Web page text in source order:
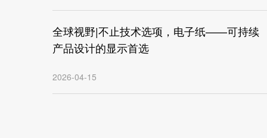
全球视野|不止技术选项，电子纸——可持续
产品设计的显示首选
2026-04-15